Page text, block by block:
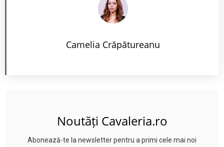
Camelia Crăpătureanu
Noutăți Cavaleria.ro
Abonează-te la newsletter pentru a primi cele mai noi